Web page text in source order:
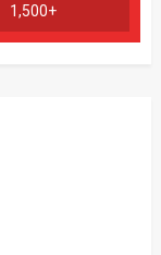
1,500+